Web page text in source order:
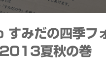
すみだの四季フ
2013夏秋の巻